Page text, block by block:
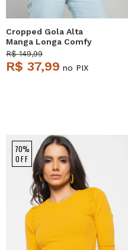
Cropped Gola Alta
Manga Longa Comfy
Malha Canelada
Terracota Salvatore
R$ 149,99
R$ 37,99 no PIX
70%
OFF